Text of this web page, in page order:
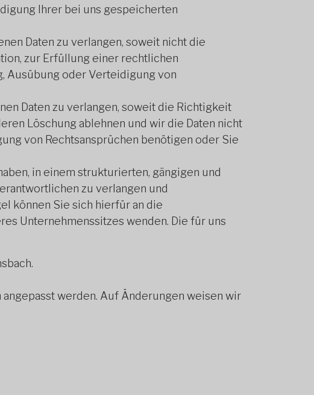
Ihrer bei uns gespeicherten
Daten zu verlangen, soweit nicht die
zur Erfüllung einer rechtlichen
Ausübung oder Verteidigung von
Daten zu verlangen, soweit die Richtigkeit
Löschung ablehnen und wir die Daten nicht
von Rechtsansprüchen benötigen oder Sie
in einem strukturierten, gängigen und
zu verlangen und
können Sie sich hierfür an die
Unternehmenssitzes wenden. Die für uns
werden. Auf Änderungen weisen wir